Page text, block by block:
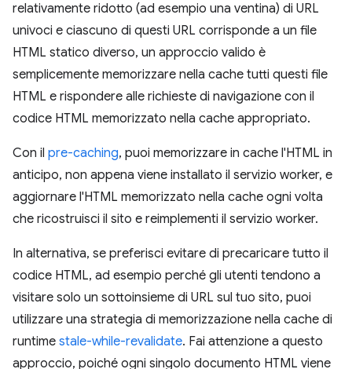
relativamente ridotto (ad esempio una ventina) di URL
univoci e ciascuno di questi URL corrisponde a un file
HTML statico diverso, un approccio valido è
semplicemente memorizzare nella cache tutti questi file
HTML e rispondere alle richieste di navigazione con il
codice HTML memorizzato nella cache appropriato.
Con il pre-caching, puoi memorizzare in cache l'HTML in
anticipo, non appena viene installato il servizio worker, e
aggiornare l'HTML memorizzato nella cache ogni volta
che ricostruisci il sito e reimplementi il servizio worker.
In alternativa, se preferisci evitare di precaricare tutto il
codice HTML, ad esempio perché gli utenti tendono a
visitare solo un sottoinsieme di URL sul tuo sito, puoi
utilizzare una strategia di memorizzazione nella cache di
runtime stale-while-revalidate. Fai attenzione a questo
approccio, poiché ogni singolo documento HTML viene